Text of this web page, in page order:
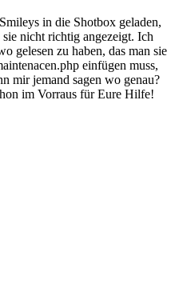
in die Shotbox geladen,
nicht richtig angezeigt. Ich
gelesen zu haben, das man sie
einfügen muss,
mir jemand sagen wo genau?
im Vorraus für Eure Hilfe!